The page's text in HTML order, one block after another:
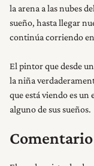
la arena a las nubes
sueño, hasta llegar
continúa corriendo
El pintor que desde
la niña
que está viendo es un
alguno de sus sueños.
Comentario